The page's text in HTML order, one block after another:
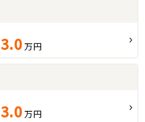
3.0 万円
3.0 万円